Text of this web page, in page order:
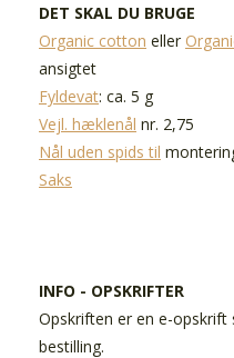
DET SKAL DU BRUGE
Organic cotton eller
ansigtet
Fyldevat: ca. 5 g
Vejl. hæklenål nr. 2,75
Nål uden spids til
Saks
INFO - OPSKRIFTER
Opskriften er en e-
bestilling.